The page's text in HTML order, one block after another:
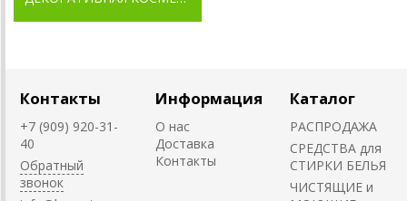
Контакты
+7 (909) 920-31-
40
Обратный
звонок
Информация
О нас
Доставка
Контакты
Каталог
РАСПРОДАЖА
СРЕДСТВА для
СТИРКИ БЕЛЬЯ
ЧИСТЯЩИЕ и